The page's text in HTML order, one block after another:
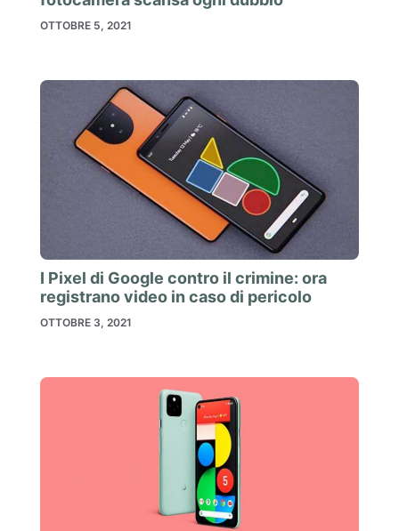
OTTOBRE 5, 2021
I Pixel di Google contro il crimine: ora
registrano video in caso di pericolo
OTTOBRE 3, 2021